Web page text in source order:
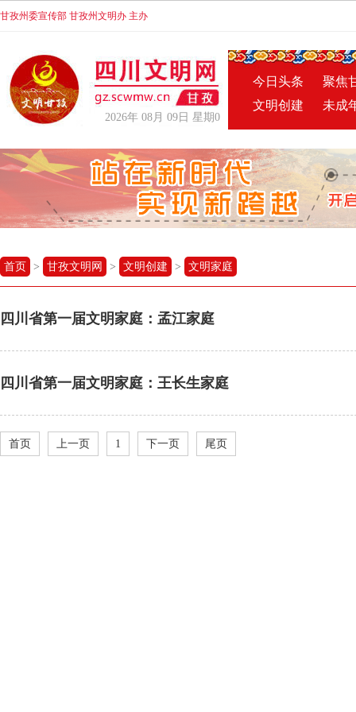
甘孜州委宣传部 甘孜州文明办 主办
2026年 08月 09日 星期0
今日头条
聚焦
文明创建
未成
首页 > 甘孜文明网 > 文明创建 > 文明家庭
四川省第一届文明家庭：孟江家庭
四川省第一届文明家庭：王长生家庭
首页 上一页 1 下一页 尾页